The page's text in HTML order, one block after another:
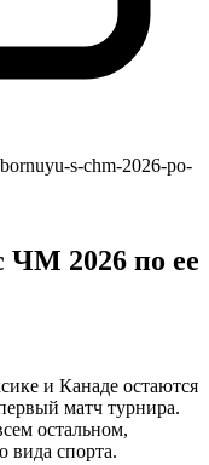
s-chm-2026-po-
ЧМ 2026 по ее
и Канаде остаются
матч турнира.
остальном,
вида спорта.